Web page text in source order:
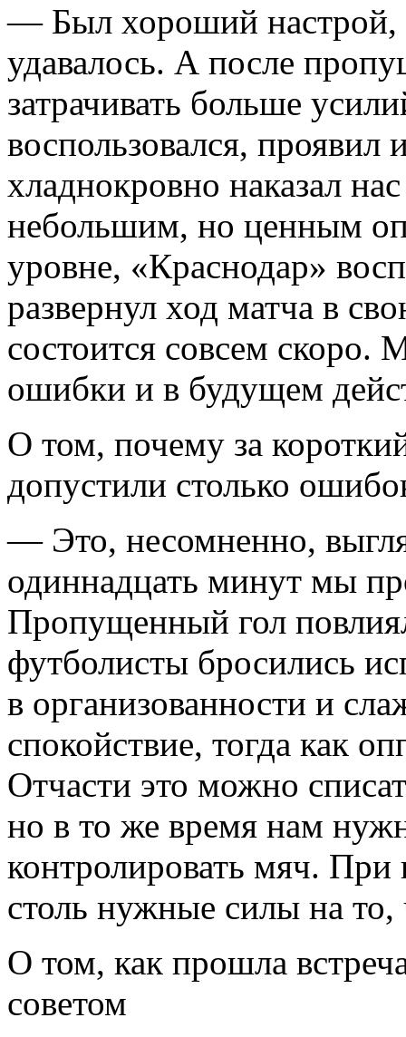
— Был хороший настрой,
удавалось. А после
затрачивать больше
воспользовался, проявил
хладнокровно наказал
небольшим, но ценным
уровне, «Краснодар»
развернул ход матча в
состоится совсем
ошибки и в будущем
О том, почему за
допустили столько
— Это, несомненно,
одиннадцать минут мы
Пропущенный гол
футболисты бросились
в организованности и
спокойствие, тогда как
Отчасти это можно
но в то же время нам
контролировать мяч. При
столь нужные силы на то,
О том, как прошла
советом